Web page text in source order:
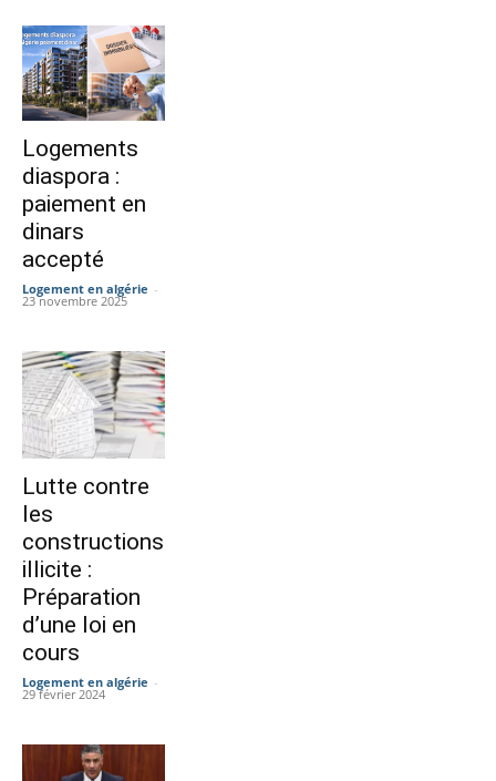
Logements
diaspora :
paiement en
dinars
accepté
Logement en algérie -
23 novembre 2025
Lutte contre
les
constructions
illicite :
Préparation
d’une loi en
cours
Logement en algérie -
29 février 2024